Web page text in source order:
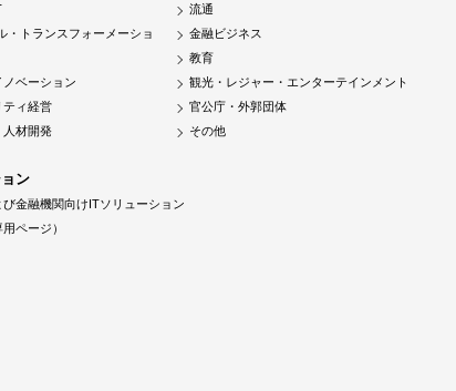
・トランスフォーメーショ
ベーション
ティ経営
人材開発
流通
金融ビジネス
教育
観光・レジャー・エンターテインメント
官公庁・外郭団体
その他
ン
金融機関向けITソリューション
ページ）